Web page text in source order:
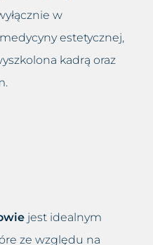
w
estetycznej,
kadrą oraz
jest idealnym
ze względu na